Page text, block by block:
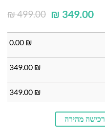
₪499.00 ₪ 349.00
₪
0.00
₪
349.00
₪
349.00
רכישה מהירה